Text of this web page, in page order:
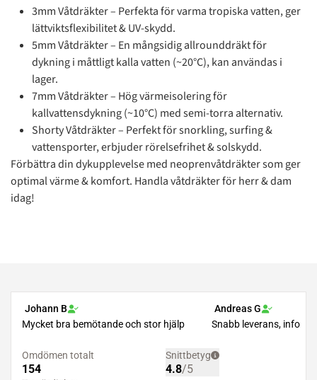
3mm Våtdräkter – Perfekta för varma tropiska vatten, ger
lättviktsflexibilitet & UV-skydd.
5mm Våtdräkter – En mångsidig allrounddräkt för
dykning i måttligt kalla vatten (~20°C), kan användas i
lager.
7mm Våtdräkter – Hög värmeisolering för
kallvattensdykning (~10°C) med semi-torra alternativ.
Shorty Våtdräkter – Perfekt för snorkling, surfing &
vattensporter, erbjuder rörelsefrihet & solskydd.
Förbättra din dykupplevelse med neoprenvåtdräkter som ger
optimal värme & komfort. Handla våtdräkter för herr & dam
idag!